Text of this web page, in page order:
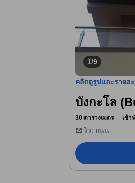
1/9
คลิกดูรูปและรายละ
บังกะโล
30 ตารางเมตร เข้า
วิว: ถนน